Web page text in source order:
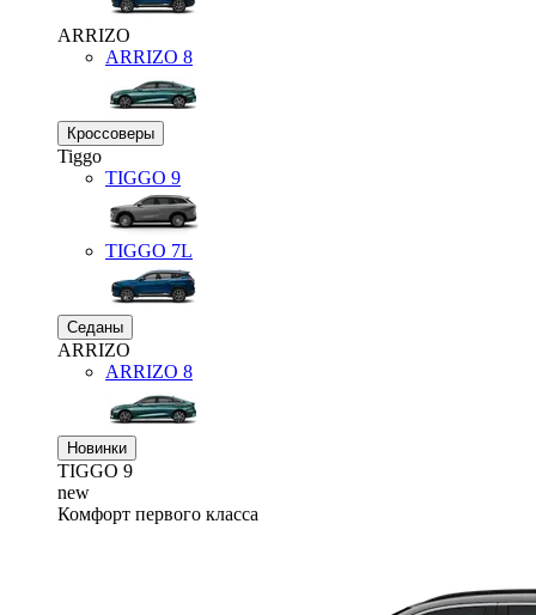
ARRIZO
ARRIZO 8
Кроссоверы
Tiggo
TIGGO 9
TIGGO 7L
Седаны
ARRIZO
ARRIZO 8
Новинки
TIGGO 9
new
Комфорт первого класса